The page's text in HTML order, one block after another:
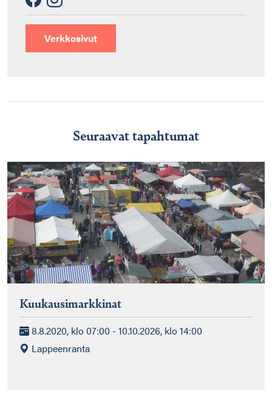
Verkkosivut
Seuraavat tapahtumat
Kuukausimarkkinat
8.8.2020, klo 07:00 - 10.10.2026, klo 14:00
Lappeenranta